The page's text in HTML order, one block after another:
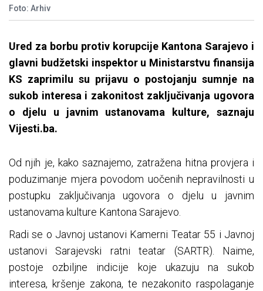
Foto: Arhiv
Ured za borbu protiv korupcije Kantona Sarajevo i
glavni budžetski inspektor u Ministarstvu finansija
KS zaprimilu su prijavu o postojanju sumnje na
sukob interesa i zakonitost zaključivanja ugovora
o djelu u javnim ustanovama kulture, saznaju
Vijesti.ba.
Od njih je, kako saznajemo, zatražena hitna provjera i
poduzimanje mjera povodom uočenih nepravilnosti u
postupku zaključivanja ugovora o djelu u javnim
ustanovama kulture Kantona Sarajevo.
Radi se o Javnoj ustanovi Kamerni Teatar 55 i Javnoj
ustanovi Sarajevski ratni teatar (SARTR). Naime,
postoje ozbiljne indicije koje ukazuju na sukob
interesa, kršenje zakona, te nezakonito raspolaganje